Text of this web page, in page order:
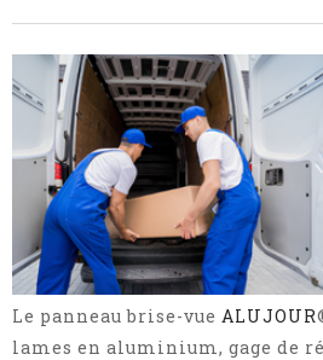
Le panneau brise-vue ALUJOUR
lames en aluminium, gage de